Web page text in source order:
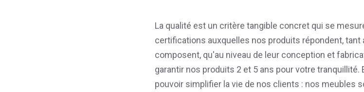
La qualité est un critère tangible concret qui se
certifications auxquelles nos produits répondent, tant
composent, qu'au niveau de leur conception et
garantir nos produits 2 et 5 ans pour votre tranquillité.
pouvoir simplifier la vie de nos clients : nos meubles